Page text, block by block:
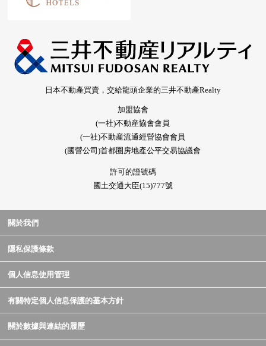
日本不動產買賣，交給龍頭企業的三井不動產Realty
加盟協會
(一社)不動産協會會員
(一社)不動産流通經營協會會員
(國營公司)首都圈房地產公平交易協議會
許可的證號碼
國土交通大臣(15)777號
關於我們
隱私保護條款
個人信息使用管理
有關特定個人信息保護的基本方針
關於數據與連結的履歷